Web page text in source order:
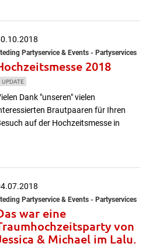
Partyservice & Events - Partyservices
2018
UPDATE
Dank "unseren" vielen
Brautpaaren für Ihren
auf der Hochzeitsmesse in
Partyservice & Events - Partyservices
war eine
von
& Michael im Lalu.